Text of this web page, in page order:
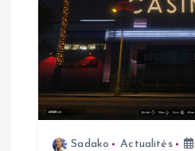
Sadako Actualités